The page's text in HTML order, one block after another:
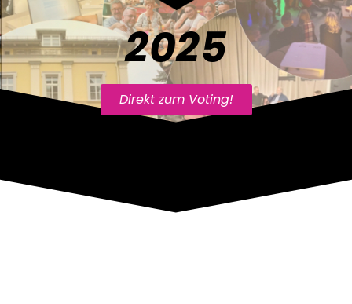
2025
Direkt zum Voting!